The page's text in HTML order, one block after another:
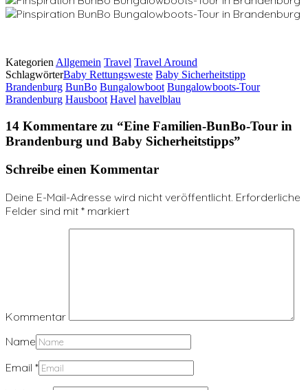
Kategorien Allgemein Travel Travel Around
SchlagwörterBaby Rettungsweste Baby Sicherheitstipp
Brandenburg BunBo Bungalowboot Bungalowboots-Tour
Brandenburg Hausboot Havel havelblau
14 Kommentare zu “Eine Familien-BunBo-Tour in
Brandenburg und Baby Sicherheitstipps”
Schreibe einen Kommentar
Deine E-Mail-Adresse wird nicht veröffentlicht. Erforderliche
Felder sind mit * markiert
Kommentar
Name
Email *